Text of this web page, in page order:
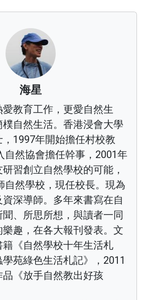
海星
教育工作，更愛自然生
自然生活。香港浸會大學
1997年開始擔任村校教
自然協會擔任幹事，2001年
習創立自然學校的可能，
自然學校，現任校長。現為
深導師。多年來書寫在自
、所思所想，與讀者一同
趣，在各大報刊發表。文
《自然學校十年生活札
苑綠色生活札記》，2011
《放手自然教出好孩